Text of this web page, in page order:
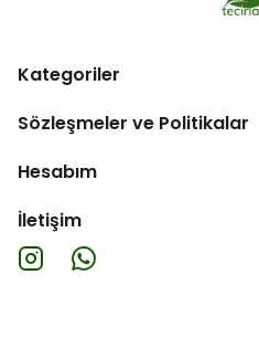
Kategoriler
Sözleşmeler ve Politikalar
Hesabım
İletişim